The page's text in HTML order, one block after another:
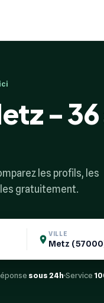
-
les profils, les
gratuitement.
VILLE
sous 24h Service